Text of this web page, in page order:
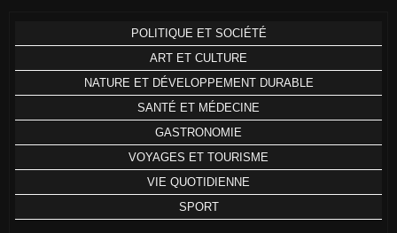
POLITIQUE ET SOCIÉTÉ
ART ET CULTURE
NATURE ET DÉVELOPPEMENT DURABLE
SANTÉ ET MÉDECINE
GASTRONOMIE
VOYAGES ET TOURISME
VIE QUOTIDIENNE
SPORT